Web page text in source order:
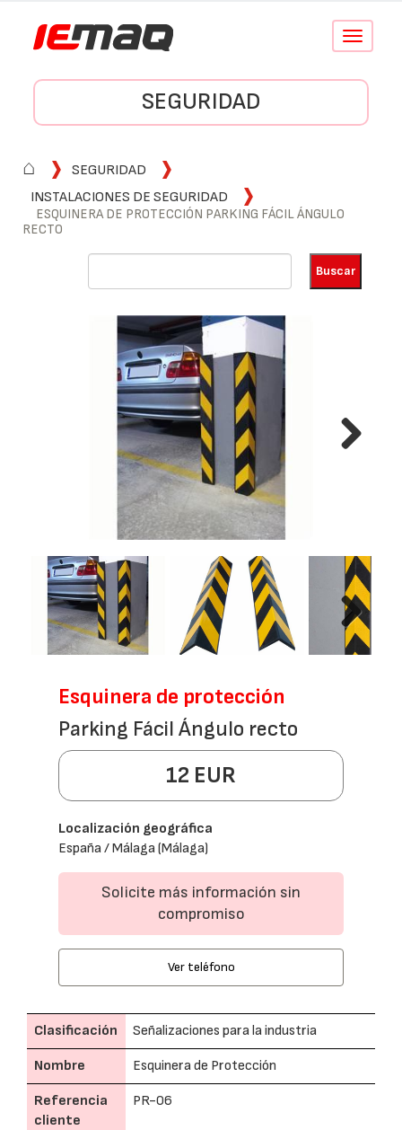
Conmutar
SEGURIDAD
⌂
SEGURIDAD
INSTALACIONES DE SEGURIDAD
ESQUINERA DE PROTECCIÓN PARKING FÁCIL ÁNGULO
RECTO
Next
Esquinera de protección
Parking Fácil Ángulo recto
12 EUR
Localización geográfica
España / Málaga (Málaga)
Solicite más información sin
compromiso
Ver teléfono
Clasificación Señalizaciones para la industria
Nombre Esquinera de Protección
Referencia
cliente
PR-06